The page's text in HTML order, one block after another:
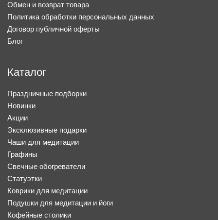
Обмен и возврат товара
Политика обработки персональных данных
Договор публичной оферты
Блог
Каталог
Праздничные подборки
Новинки
Акции
Эксклюзивные подарки
Чаши для медитации
Графины
Свечные обогреватели
Статуэтки
Коврики для медитации
Подушки для медитации и йоги
Кофейные столики